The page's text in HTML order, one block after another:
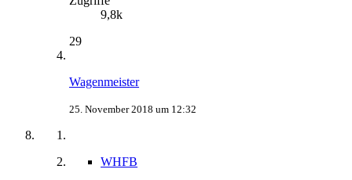
9,8k
29
Wagenmeister
25. November 2018 um 12:32
WHFB